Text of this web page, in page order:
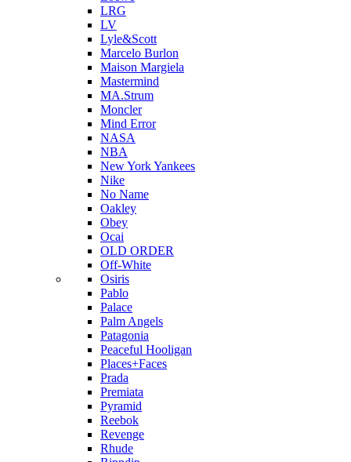
LRG
LV
Lyle&Scott
Marcelo Burlon
Maison Margiela
Mastermind
MA.Strum
Moncler
Mind Error
NASA
NBA
New York Yankees
Nike
No Name
Oakley
Obey
Ocai
OLD ORDER
Off-White
Osiris
Pablo
Palace
Palm Angels
Patagonia
Peaceful Hooligan
Places+Faces
Prada
Premiata
Pyramid
Reebok
Revenge
Rhude